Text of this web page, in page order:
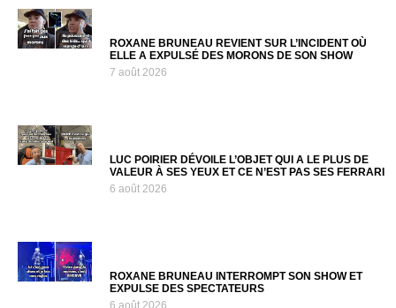
ROXANE BRUNEAU REVIENT SUR L’INCIDENT OÙ
ELLE A EXPULSÉ DES MORONS DE SON SHOW
7 août 2026
LUC POIRIER DÉVOILE L’OBJET QUI A LE PLUS DE
VALEUR À SES YEUX ET CE N’EST PAS SES FERRARI
6 août 2026
ROXANE BRUNEAU INTERROMPT SON SHOW ET
EXPULSE DES SPECTATEURS
6 août 2026